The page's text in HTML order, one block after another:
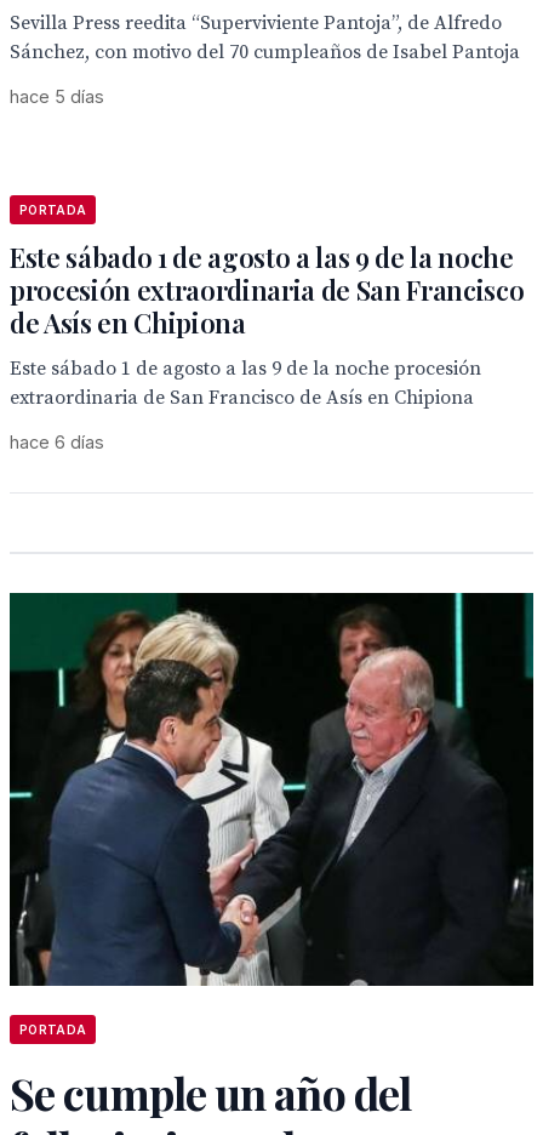
Sevilla Press reedita “Superviviente Pantoja”, de Alfredo
Sánchez, con motivo del 70 cumpleaños de Isabel Pantoja
hace 5 días
PORTADA
Este sábado 1 de agosto a las 9 de la noche
procesión extraordinaria de San Francisco
de Asís en Chipiona
Este sábado 1 de agosto a las 9 de la noche procesión
extraordinaria de San Francisco de Asís en Chipiona
hace 6 días
PORTADA
Se cumple un año del